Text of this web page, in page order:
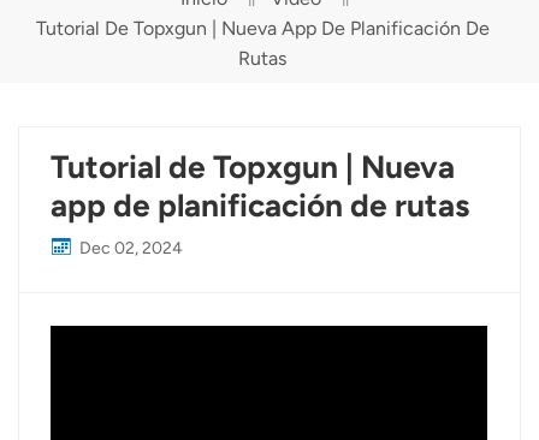
Русский
Türkçe
Tiếng Việt
Tutorial De Topxgun | Nueva App De Planificación De
Rutas
Tutorial de Topxgun | Nueva
app de planificación de rutas
Dec 02, 2024